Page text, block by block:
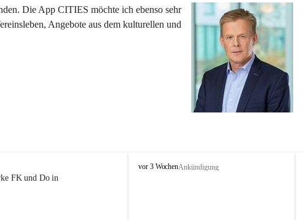
Die App CITIES möchte ich ebenso sehr
Angebote aus dem kulturellen und
FK und Do in
L
vor 3 WochenAnkündigung